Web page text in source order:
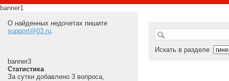
banner1
О найденных недочетах пишите
support@03.ru.
banner3
Статистика
За сутки добавлено 3 вопроса,
Искать в разделе